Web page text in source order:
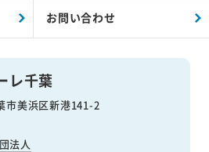
レ千葉
市美浜区新港141-2
法人
お問い合わせ